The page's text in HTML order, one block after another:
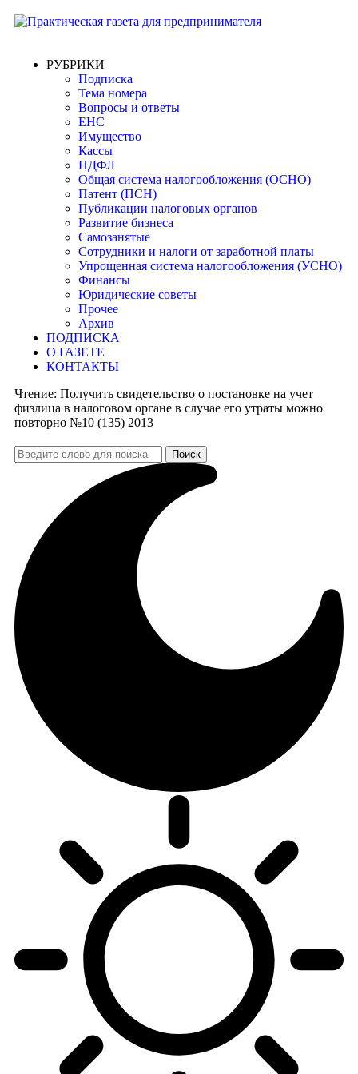
РУБРИКИ
Подписка
Тема номера
Вопросы и ответы
ЕНС
Имущество
Кассы
НДФЛ
Общая система налогообложения (ОСНО)
Патент (ПСН)
Публикации налоговых органов
Развитие бизнеса
Самозанятые
Сотрудники и налоги от заработной платы
Упрощенная система налогообложения (УСНО)
Финансы
Юридические советы
Прочее
Архив
ПОДПИСКА
О ГАЗЕТЕ
КОНТАКТЫ
Чтение: Получить свидетельство о постановке на учет
физлица в налоговом органе в случае его утраты можно
повторно №10 (135) 2013